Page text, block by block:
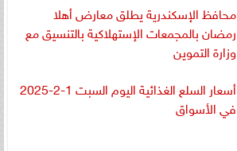
محافظ الإسكندرية يطلق معارض أهلا
رمضان بالمجمعات الإستهلاكية بالتنسيق مع
وزارة التموين
أسعار السلع الغذائية اليوم السبت 1-2-2025
في الأسواق